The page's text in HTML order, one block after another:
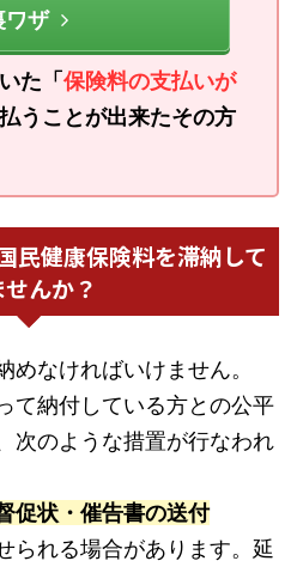
ワザ
た「保険料の支払いが
払うことが出来たその方
民健康保険料を滞納して
んか？
なければいけません。
て納付している方との公平
次のような措置が行なわれ
促状・催告書の送付
られる場合があります。延